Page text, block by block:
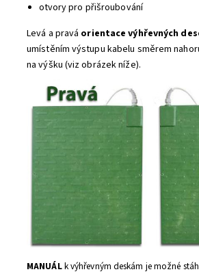
otvory pro přišroubování
Levá a pravá orientace výhřevných
umístěním výstupu kabelu směrem
na výšku (viz obrázek níže).
MANUÁLk výhřevným deskám je možné